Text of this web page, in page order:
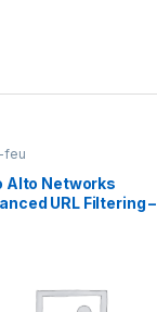
feu
Alto Networks
URL Filtering –